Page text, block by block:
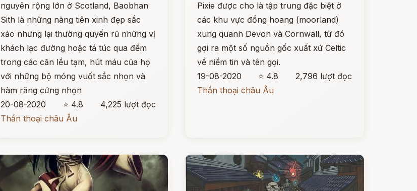
nguyên rộng lớn ở Scotland, Baobhan
Sith là những nàng tiên xinh đẹp sắc
xảo nhưng lại thường quyến rũ những vị
khách lạc đường hoặc tá túc qua đếm
trong các căn lều tạm, hút máu của họ
với những bộ móng vuốt sắc nhọn và
hàm răng cứng nhọn
20-08-2020
⭐ 4.8
4,225 lượt đọc
Thần thoại châu Âu
Pixie được cho là tập trung đặc biệt ở
các khu vực đồng hoang (moorland)
xung quanh Devon và Cornwall, từ đó
gợi ra một số nguồn gốc xuất xứ Celtic
về niềm tin và tên gọi.
19-08-2020
⭐ 4.8
2,796 lượt đọc
Thần thoại châu Âu